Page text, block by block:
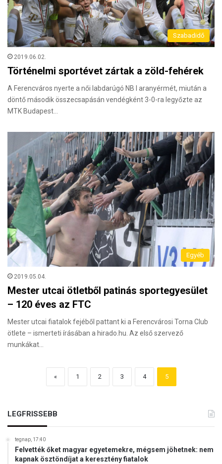
Szabadidő
2019.06.02.
Történelmi sportévet zártak a zöld-fehérek
A Ferencváros nyerte a női labdarúgó NB I aranyérmét, miután a
döntő második összecsapásán vendégként 3-0-ra legyőzte az
MTK Budapest…
Egyéb
2019.05.04.
Mester utcai ötletből patinás sportegyesület
– 120 éves az FTC
Mester utcai fiatalok fejéből pattant ki a Ferencvárosi Torna Club
ötlete – ismerteti írásában a hirado.hu. Az első szervező
munkákat…
« 1 2 3 4 5
LEGFRISSEBB
tegnap, 17:40
Felvették őket magyar egyetemekre, mégsem jöhetnek: nem
kapnak ösztöndíjat a keresztény fiatalok